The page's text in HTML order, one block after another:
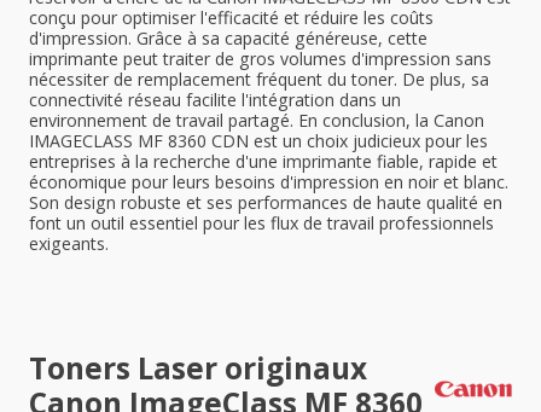
conçu pour optimiser l'efficacité et réduire les coûts
d'impression. Grâce à sa capacité généreuse, cette
imprimante peut traiter de gros volumes d'impression sans
nécessiter de remplacement fréquent du toner. De plus, sa
connectivité réseau facilite l'intégration dans un
environnement de travail partagé. En conclusion, la Canon
IMAGECLASS MF 8360 CDN est un choix judicieux pour les
entreprises à la recherche d'une imprimante fiable, rapide et
économique pour leurs besoins d'impression en noir et blanc.
Son design robuste et ses performances de haute qualité en
font un outil essentiel pour les flux de travail professionnels
exigeants.
Toners Laser originaux
Canon ImageClass MF 8360